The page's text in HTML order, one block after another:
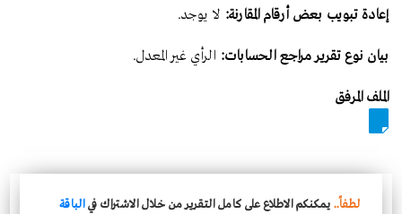
إعادة تبويب بعض أرقام المقارنة: لا يوجد.
بيان نوع تقرير مراجع الحسابات: الرأي غير المعدل.
الملف المرفق
لطفاً.. يمكنكم الاطلاع على كامل التقرير من خلال الاشتراك فيالباقة